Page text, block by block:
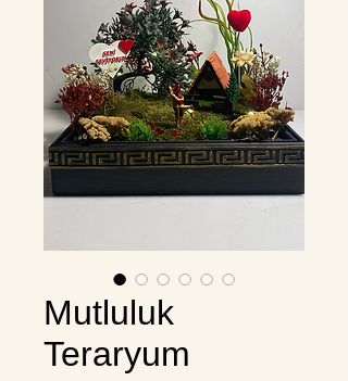
Mutluluk
Teraryum